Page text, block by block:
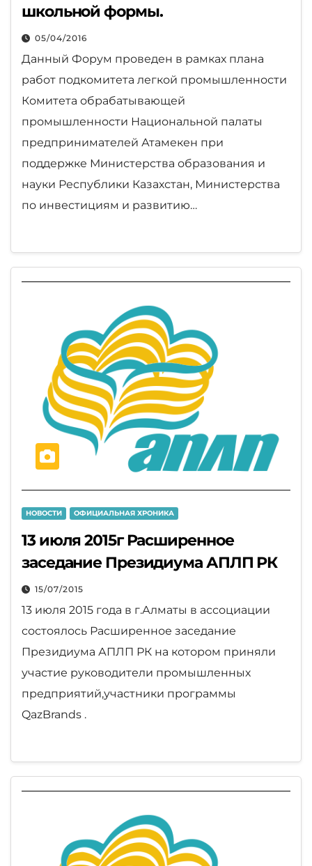
школьной формы.
05/04/2016
Данный Форум проведен в рамках плана
работ подкомитета легкой промышленности
Комитета обрабатывающей
промышленности Национальной палаты
предпринимателей Атамекен при
поддержке Министерства образования и
науки Республики Казахстан, Министерства
по инвестициям и развитию…
НОВОСТИ ОФИЦИАЛЬНАЯ ХРОНИКА
13 июля 2015г Расширенное
заседание Президиума АПЛП РК
15/07/2015
13 июля 2015 года в г.Алматы в ассоциации
состоялось Расширенное заседание
Президиума АПЛП РК на котором приняли
участие руководители промышленных
предприятий,участники программы
QazBrands .